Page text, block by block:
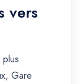
vers
Gare